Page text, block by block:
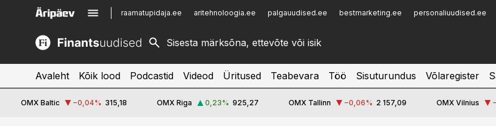
raamatupidaja.ee aritehnoloogia.ee palgauudised.ee bestmarketing.ee personaliuudised.ee
kinnisvarauudised.ee
logistikauudised.ee
imelineajalugu.ee
Infopank
Avaleht Kõik lood Podcastid Videod Üritused Teabevara Töö Sisuturundus Võlaregister
OMX Baltic −0,04% 315,18 OMX Riga 0,23% 925,27 OMX Tallinn −0,06% 2 157,09 OMX Vilnius